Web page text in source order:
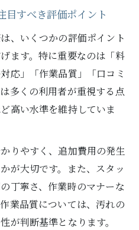
目すべき評価ポイント
、いくつかの評価ポイント
ます。特に重要なのは「料
応」「作業品質」「口コミ
多くの利用者が重視する点
高い水準を維持していま
りやすく、追加費用の発生
が大切です。また、スタッ
丁寧さ、作業時のマナーな
業品質については、汚れの
が判断基準となります。